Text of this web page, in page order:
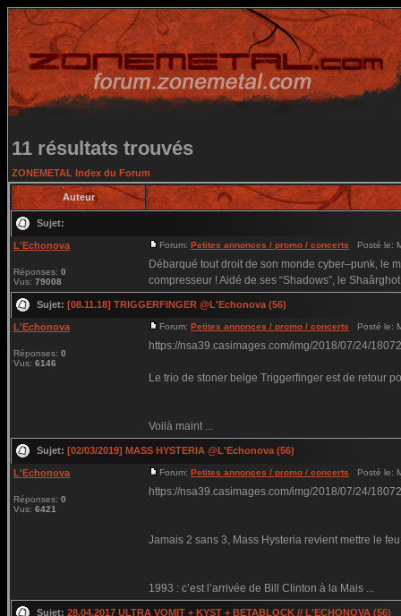
11 résultats trouvés
ZONEMETAL Index du Forum
Auteur
Sujet:
L'Echonova
Réponses: 0
Vus: 79008
Forum: Petites annonces / promo / concerts Posté le:
Débarqué tout droit de son monde cyber–punk, le
compresseur ! Aidé de ses “Shadows”, le
Sujet: [08.11.18] TRIGGERFINGER @L'Echonova (56)
L'Echonova
Réponses: 0
Vus: 6146
Forum: Petites annonces / promo / concerts Posté le:
https://nsa39.casimages.com/img/2018/07/24/
Le trio de stoner belge Triggerfinger est de retour
Voilà maint ...
Sujet: [02/03/2019] MASS HYSTERIA @L'Echonova (56)
L'Echonova
Réponses: 0
Vus: 6421
Forum: Petites annonces / promo / concerts Posté le:
https://nsa39.casimages.com/img/2018/07/24/
Jamais 2 sans 3, Mass Hysteria revient mettre le feu
1993 : c’est l’arrivée de Bill Clinton à la Mais ...
Sujet: 28.04.2017 ULTRA VOMIT + KYST + BETABLOCK // L'ECHONOVA (56)